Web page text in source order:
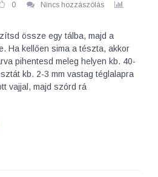
0
Nincs hozzászólás
össze egy tálba, majd a
Ha kellően sima a tészta, akkor
pihentesd meleg helyen kb. 40-
kb. 2-3 mm vastag téglalapra
vajjal, majd szórd rá